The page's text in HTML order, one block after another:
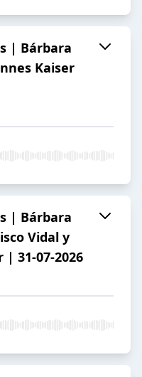
| Bárbara
Kaiser
| Bárbara
Vidal y
| 31-07-2026